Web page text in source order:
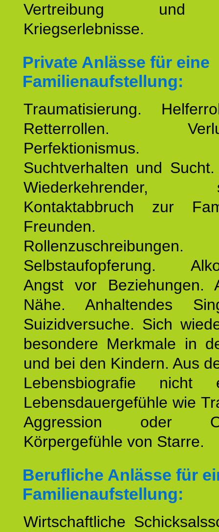
Vertreibung und
Kriegserlebnisse.
Private Anlässe für eine
Familienaufstellung:
Traumatisierung.
Retterrollen.
Perfektionismus.
Suchtverhalten und
Wiederkehrender,
Kontaktabbruch zur
Freunden.
Rollenzuschreibungen.
Selbstaufopferung.
Angst vor Beziehungen.
Nähe. Anhaltendes
Suizidversuche. Sich
besondere Merkmale in
und bei den Kindern. Aus
Lebensbiografie nicht
Lebensdauergefühle wie
Aggression oder
Körpergefühle von Starre.
Berufliche Anlässe für
Familienaufstellung:
Wirtschaftliche